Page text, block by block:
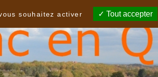
souhaitez activer
Tout accepter